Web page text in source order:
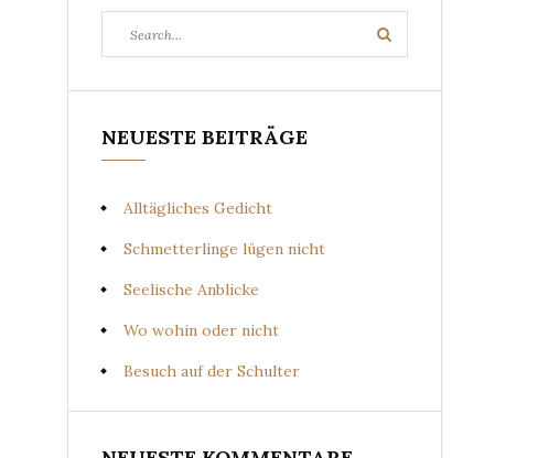
for:
Search
NEUESTE BEITRÄGE
Alltägliches Gedicht
Schmetterlinge lügen nicht
Seelische Anblicke
Wo wohin oder nicht
Besuch auf der Schulter